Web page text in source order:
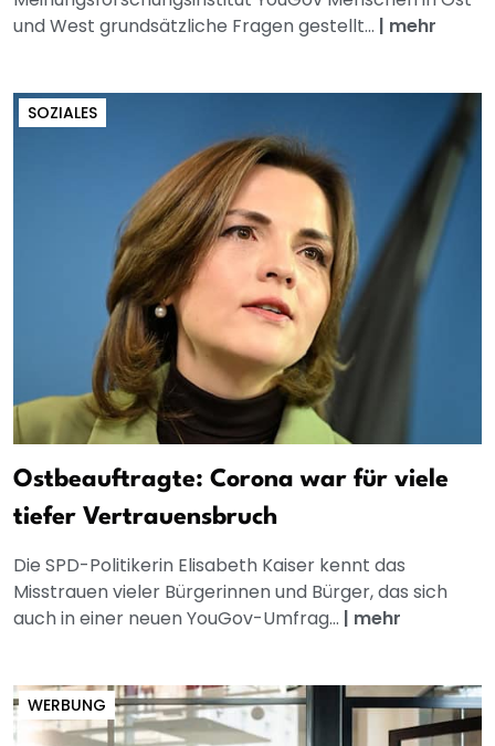
und West grundsätzliche Fragen gestellt... | mehr
SOZIALES
Ostbeauftragte: Corona war für viele
tiefer Vertrauensbruch
Die SPD-Politikerin Elisabeth Kaiser kennt das
Misstrauen vieler Bürgerinnen und Bürger, das sich
auch in einer neuen YouGov-Umfrag... | mehr
WERBUNG